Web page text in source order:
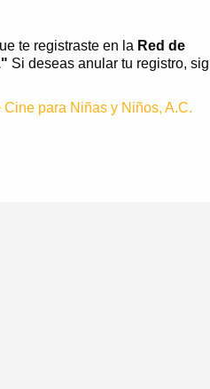
te registraste en la Red de
Si deseas anular tu registro,
para Niñas y Niños, A.C.